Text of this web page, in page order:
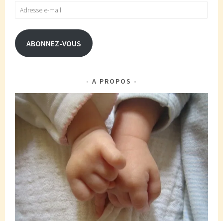
Adresse
mail
ABONNEZ-VOUS
A PROPOS